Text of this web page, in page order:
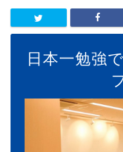
日本一勉強